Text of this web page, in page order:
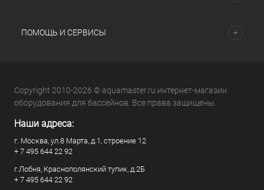
ПОМОЩЬ И СЕРВИСЫ
Copyright 2010-2026 © aquamaster.ru интернет-магазин
оборудования для бассейнов. Все права защищены.
Наши адреса:
г. Москва, ул.8 Марта, д.1, строение 12
+ 7 495 644 22 92
г.Лобня, Краснополянский тупик, д.2Б
+ 7 495 644 22 92